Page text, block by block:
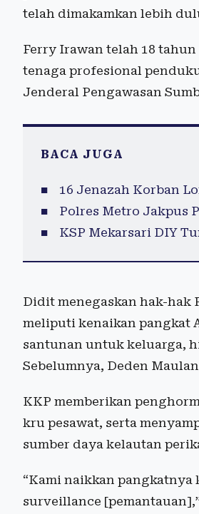
telah dimakamkan lebih
Ferry Irawan telah 18
tenaga profesional
Jenderal Pengawasan
BACA JUGA
16 Jenazah Korban
Polres Metro Jakpus
KSP Mekarsari DIY
Didit menegaskan hak-hak
meliputi kenaikan pangkat
santunan untuk keluarga,
Sebelumnya, Deden
KKP memberikan
kru pesawat, serta
sumber daya kelautan
“Kami naikkan pangkatnya
surveillance